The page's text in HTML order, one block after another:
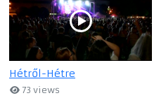
Hétről-Hétre
73 views